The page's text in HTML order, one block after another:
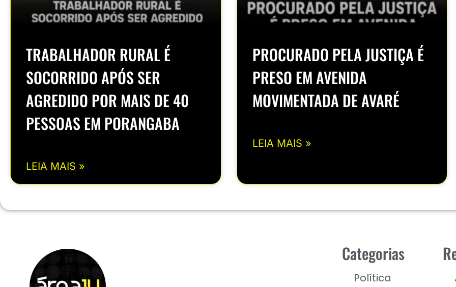
TRABALHADOR RURAL É
SOCORRIDO APÓS SER
AGREDIDO POR MAIS DE 40
PESSOAS EM PORANGABA
LEIA MAIS »
PROCURADO PELA JUSTIÇA É
PRESO EM AVENIDA
MOVIMENTADA DE AVARÉ
LEIA MAIS »
Categorias
Política